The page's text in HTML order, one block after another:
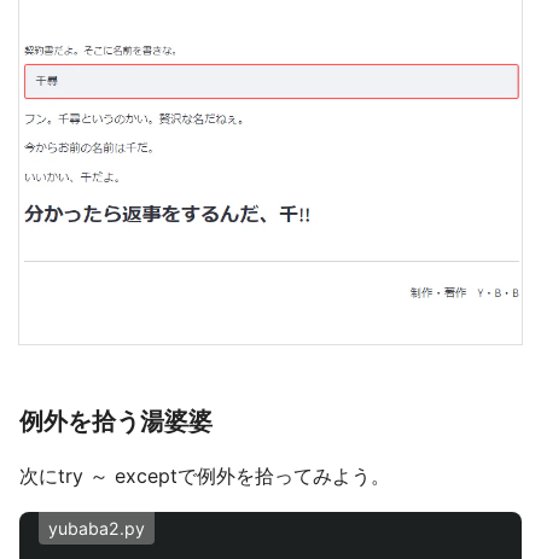
例外を拾う湯婆婆
次にtry ～ exceptで例外を拾ってみよう。
yubaba2.py